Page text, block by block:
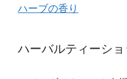
ハーブの香り
ハーバルティーシ